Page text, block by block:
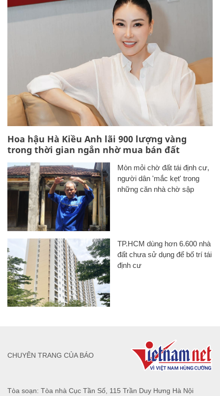
Hoa hậu Hà Kiều Anh lãi 900 lượng vàng
trong thời gian ngắn nhờ mua bán đất
Mòn mỏi chờ đất tái định cư,
người dân 'mắc kẹt' trong
những căn nhà chờ sập
TP.HCM dùng hơn 6.600 nhà
đất chưa sử dụng để bố trí tái
định cư
Tòa soạn: Tòa nhà Cục Tần Số, 115 Trần Duy Hưng Hà Nội
CHUYÊN TRANG CỦA BÁO